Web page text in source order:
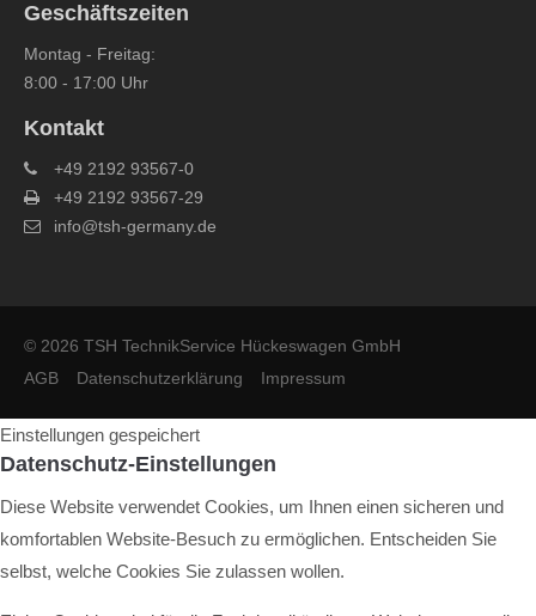
Geschäftszeiten
Montag - Freitag:
8:00 - 17:00 Uhr
Kontakt
+49 2192 93567-0
+49 2192 93567-29
info@tsh-germany.de
© 2026 TSH TechnikService Hückeswagen GmbH
AGB
Datenschutzerklärung Impressum
Einstellungen gespeichert
Datenschutz-Einstellungen
Diese Website verwendet Cookies, um Ihnen einen sicheren und
komfortablen Website-Besuch zu ermöglichen. Entscheiden Sie
selbst, welche Cookies Sie zulassen wollen.